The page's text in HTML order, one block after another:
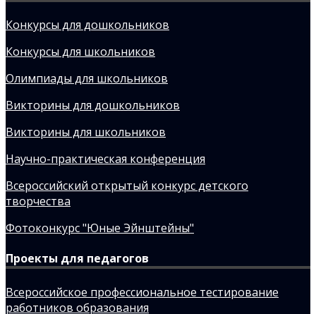
Конкурсы для дошкольников
Конкурсы для школьников
Олимпиады для школьников
Викторины для дошкольников
Викторины для школьников
Научно-практическая конференция
Всероссийский открытый конкурс детского
творчества
Фотоконкурс "Юные Эйнштейны"
Проекты для педагогов
Всероссийское профессиональное тестирование
работников образования